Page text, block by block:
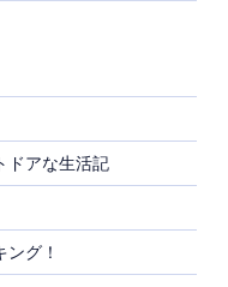
ドアな生活記
グ！